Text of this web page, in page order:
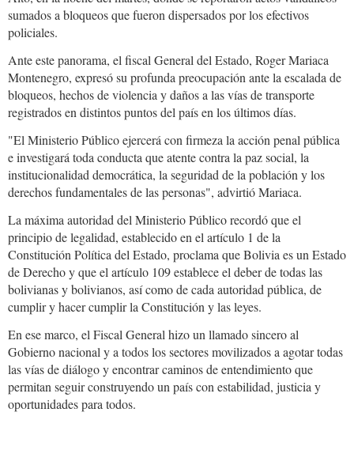
sumados a bloqueos que fueron dispersados por los efectivos
policiales.
Ante este panorama, el fiscal General del Estado, Roger Mariaca
Montenegro, expresó su profunda preocupación ante la escalada de
bloqueos, hechos de violencia y daños a las vías de transporte
registrados en distintos puntos del país en los últimos días.
"El Ministerio Público ejercerá con firmeza la acción penal pública
e investigará toda conducta que atente contra la paz social, la
institucionalidad democrática, la seguridad de la población y los
derechos fundamentales de las personas", advirtió Mariaca.
La máxima autoridad del Ministerio Público recordó que el
principio de legalidad, establecido en el artículo 1 de la
Constitución Política del Estado, proclama que Bolivia es un Estado
de Derecho y que el artículo 109 establece el deber de todas las
bolivianas y bolivianos, así como de cada autoridad pública, de
cumplir y hacer cumplir la Constitución y las leyes.
En ese marco, el Fiscal General hizo un llamado sincero al
Gobierno nacional y a todos los sectores movilizados a agotar todas
las vías de diálogo y encontrar caminos de entendimiento que
permitan seguir construyendo un país con estabilidad, justicia y
oportunidades para todos.